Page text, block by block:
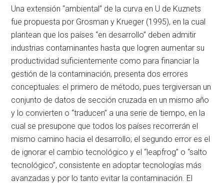
Una extensión “ambiental” de la curva en U de Kuznets
fue propuesta por Grosman y Krueger (1995), en la cual
plantean que los países “en desarrollo” deben admitir
industrias contaminantes hasta que logren aumentar su
productividad suficientemente como para financiar la
gestión de la contaminación, presenta dos errores
conceptuales: el primero de método, pues tergiversan un
conjunto de datos de sección cruzada en un mismo año
y lo convierten o “traducen” a una serie de tiempo, en la
cual se presupone que todos los países recorrerán el
mismo camino hacia el desarrollo; el segundo error es el
de ignorar el cambio tecnológico y el “leapfrog” o “salto
tecnológico”, consistente en adoptar tecnologías más
avanzadas y por lo tanto evitar la contaminación. El